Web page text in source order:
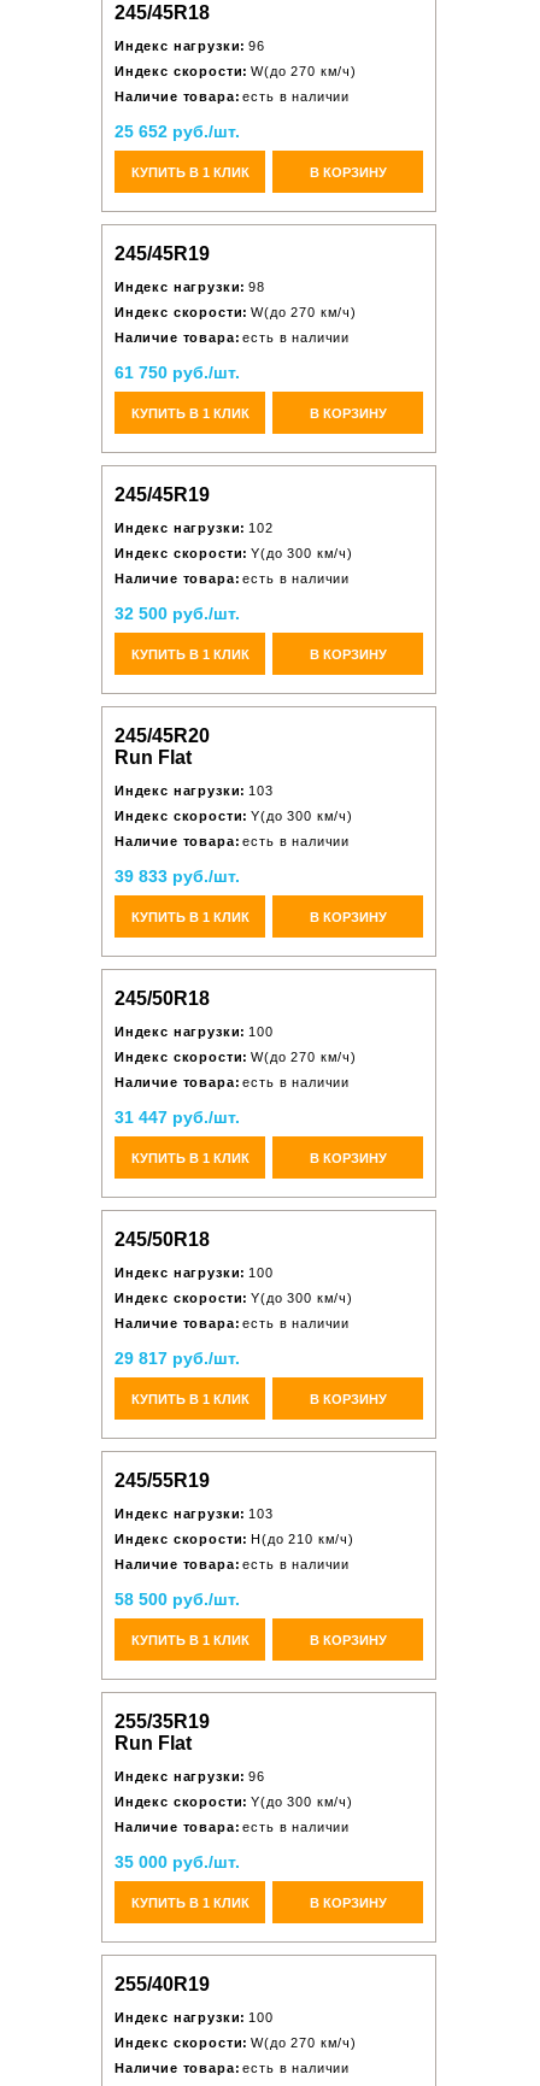
245/45R18
Индекс нагрузки: 96
Индекс скорости: W(до 270 км/ч)
Наличие товара: есть в наличии
25 652 руб./шт.
КУПИТЬ В 1 КЛИК В КОРЗИНУ
245/45R19
Индекс нагрузки: 98
Индекс скорости: W(до 270 км/ч)
Наличие товара: есть в наличии
61 750 руб./шт.
КУПИТЬ В 1 КЛИК В КОРЗИНУ
245/45R19
Индекс нагрузки: 102
Индекс скорости: Y(до 300 км/ч)
Наличие товара: есть в наличии
32 500 руб./шт.
КУПИТЬ В 1 КЛИК В КОРЗИНУ
245/45R20
Run Flat
Индекс нагрузки: 103
Индекс скорости: Y(до 300 км/ч)
Наличие товара: есть в наличии
39 833 руб./шт.
КУПИТЬ В 1 КЛИК В КОРЗИНУ
245/50R18
Индекс нагрузки: 100
Индекс скорости: W(до 270 км/ч)
Наличие товара: есть в наличии
31 447 руб./шт.
КУПИТЬ В 1 КЛИК В КОРЗИНУ
245/50R18
Индекс нагрузки: 100
Индекс скорости: Y(до 300 км/ч)
Наличие товара: есть в наличии
29 817 руб./шт.
КУПИТЬ В 1 КЛИК В КОРЗИНУ
245/55R19
Индекс нагрузки: 103
Индекс скорости: H(до 210 км/ч)
Наличие товара: есть в наличии
58 500 руб./шт.
КУПИТЬ В 1 КЛИК В КОРЗИНУ
255/35R19
Run Flat
Индекс нагрузки: 96
Индекс скорости: Y(до 300 км/ч)
Наличие товара: есть в наличии
35 000 руб./шт.
КУПИТЬ В 1 КЛИК В КОРЗИНУ
255/40R19
Индекс нагрузки: 100
Индекс скорости: W(до 270 км/ч)
Наличие товара: есть в наличии